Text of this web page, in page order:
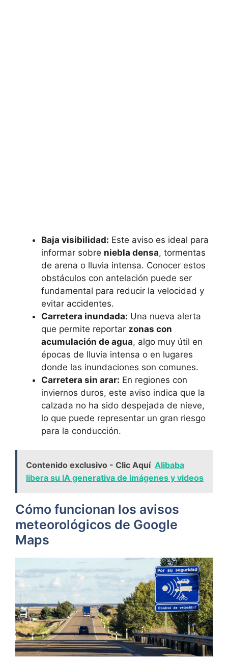
Baja visibilidad: Este aviso es ideal para
informar sobre niebla densa, tormentas
de arena o lluvia intensa. Conocer estos
obstáculos con antelación puede ser
fundamental para reducir la velocidad y
evitar accidentes.
Carretera inundada: Una nueva alerta
que permite reportar zonas con
acumulación de agua, algo muy útil en
épocas de lluvia intensa o en lugares
donde las inundaciones son comunes.
Carretera sin arar: En regiones con
inviernos duros, este aviso indica que la
calzada no ha sido despejada de nieve,
lo que puede representar un gran riesgo
para la conducción.
Contenido exclusivo - Clic Aquí Alibaba
libera su IA generativa de imágenes y videos
Cómo funcionan los avisos
meteorológicos de Google
Maps